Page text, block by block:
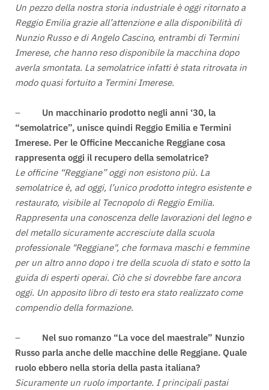
Un pezzo della nostra storia industriale è oggi ritornato a
Reggio Emilia grazie all’attenzione e alla disponibilità di
Nunzio Russo e di Angelo Cascino, entrambi di Termini
Imerese, che hanno reso disponibile la macchina dopo
averla smontata. La semolatrice infatti è stata ritrovata in
modo quasi fortuito a Termini Imerese.
– Un macchinario prodotto negli anni ‘30, la
“semolatrice”, unisce quindi Reggio Emilia e Termini
Imerese. Per le Officine Meccaniche Reggiane cosa
rappresenta oggi il recupero della semolatrice?
Le officine “Reggiane” oggi non esistono più. La
semolatrice è, ad oggi, l’unico prodotto integro esistente e
restaurato, visibile al Tecnopolo di Reggio Emilia.
Rappresenta una conoscenza delle lavorazioni del legno e
del metallo sicuramente accresciute dalla scuola
professionale "Reggiane", che formava maschi e femmine
per un altro anno dopo i tre della scuola di stato e sotto la
guida di esperti operai. Ciò che si dovrebbe fare ancora
oggi. Un apposito libro di testo era stato realizzato come
compendio della formazione.
– Nel suo romanzo “La voce del maestrale” Nunzio
Russo parla anche delle macchine delle Reggiane. Quale
ruolo ebbero nella storia della pasta italiana?
Sicuramente un ruolo importante. I principali pastai